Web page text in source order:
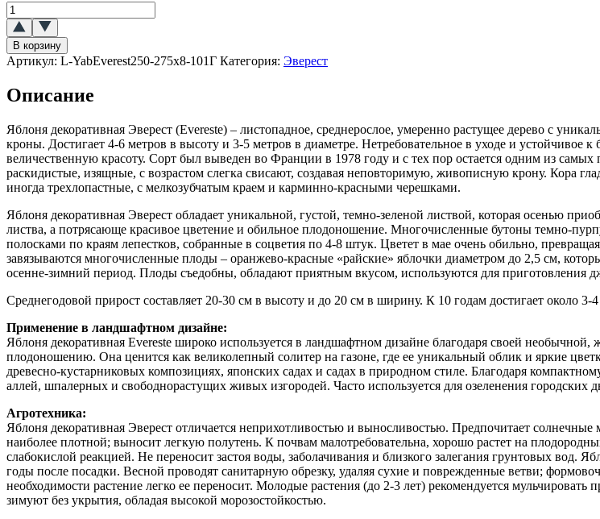
Количество
товара
Яблоня
декоративная
Эверест
В корзину
Артикул: L-YabEverest250-275x8-101Г Категория: Эверест
Описание
Яблоня декоративная Эверест (Evereste) – листопадное, среднерослое, умеренно растущее дерево с
кроны. Достигает 4-6 метров в высоту и 3-5 метров в диаметре. Нетребовательное в уходе и устойчивое к
величественную красоту. Сорт был выведен во Франции в 1978 году и с тех пор остается одним из
раскидистые, изящные, с возрастом слегка свисают, создавая неповторимую, живописную крону. Кора
иногда трехлопастные, с мелкозубчатым краем и карминно-красными черешками.
Яблоня декоративная Эверест обладает уникальной, густой, темно-зеленой листвой, которая осенью
листва, а потрясающе красивое цветение и обильное плодоношение. Многочисленные бутоны темно-
полосками по краям лепестков, собранные в соцветия по 4-8 штук. Цветет в мае очень обильно,
завязываются многочисленные плоды – оранжево-красные «райские» яблочки диаметром до 2,5 см,
осенне-зимний период. Плоды съедобны, обладают приятным вкусом, используются для приготовления
Среднегодовой прирост составляет 20-30 см в высоту и до 20 см в ширину. К 10 годам достигает около 3-
Применение в ландшафтном дизайне:
Яблоня декоративная Evereste широко используется в ландшафтном дизайне благодаря своей
плодоношению. Она ценится как великолепный солитер на газоне, где ее уникальный облик и яркие
древесно-кустарниковых композициях, японских садах и садах в природном стиле. Благодаря
аллей, шпалерных и свободнорастущих живых изгородей. Часто используется для озеленения городских
Агротехника:
Яблоня декоративная Эверест отличается неприхотливостью и выносливостью. Предпочитает солнечные
наиболее плотной; выносит легкую полутень. К почвам малотребовательна, хорошо растет на
слабокислой реакцией. Не переносит застоя воды, заболачивания и близкого залегания грунтовых
годы после посадки. Весной проводят санитарную обрезку, удаляя сухие и поврежденные ветви;
необходимости растение легко ее переносит. Молодые растения (до 2-3 лет) рекомендуется
зимуют без укрытия, обладая высокой морозостойкостью.